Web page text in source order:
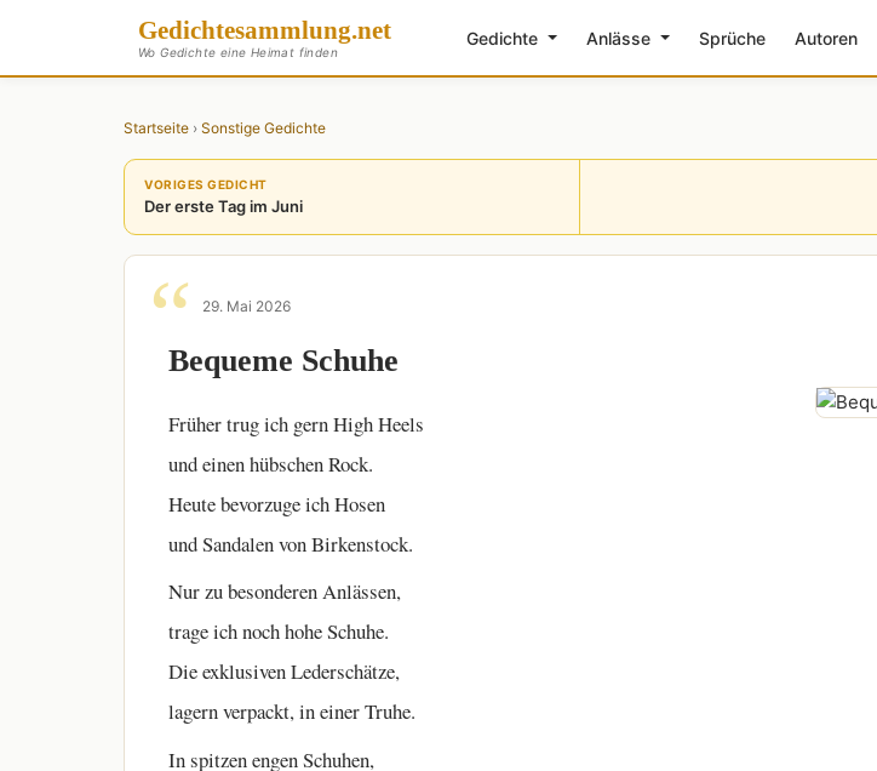
Gedichtesammlung.net
Wo Gedichte eine Heimat finden
Gedichte Anlässe Sprüche Autoren
Startseite › Sonstige Gedichte
VORIGES GEDICHT
Der erste Tag im Juni
29. Mai 2026
Bequeme Schuhe
Früher trug ich gern High Heels
und einen hübschen Rock.
Heute bevorzuge ich Hosen
und Sandalen von Birkenstock.
Nur zu besonderen Anlässen,
trage ich noch hohe Schuhe.
Die exklusiven Lederschätze,
lagern verpackt, in einer Truhe.
In spitzen engen Schuhen,